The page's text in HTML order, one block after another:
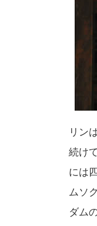
リン
続け
には
ムソ
ダム